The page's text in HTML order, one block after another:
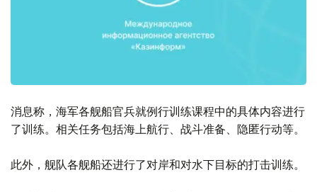
消息称，海军各舰船官兵就例行训练课程中的具体内容进行
了训练。相关任务包括海上航行、战斗准备、隐匿行动等。
此外，舰队各舰船还进行了对岸和对水下目标的打击训练。